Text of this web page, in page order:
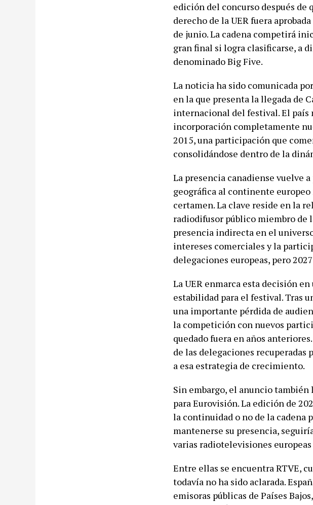
edición del concurso después
derecho de la UER fuera
de junio. La cadena competirá
gran final si logra clasificarse, a
denominado Big Five.
La noticia ha sido comunicada
en la que presenta la llegada de
internacional del festival. El
incorporación completamente
2015, una participación que
consolidándose dentro de la
La presencia canadiense vuelve
geográfica al continente
certamen. La clave reside en la
radiodifusor público miembro de
presencia indirecta en el
intereses comerciales y la
delegaciones europeas, pero
La UER enmarca esta decisión
estabilidad para el festival. Tras
una importante pérdida de
la competición con nuevos
quedado fuera en años
de las delegaciones recuperadas
a esa estrategia de crecimiento.
Sin embargo, el anuncio
para Eurovisión. La edición de
la continuidad o no de la cadena
mantenerse su presencia,
varias radiotelevisiones europeas
Entre ellas se encuentra RTVE,
todavía no ha sido aclarada.
emisoras públicas de Países